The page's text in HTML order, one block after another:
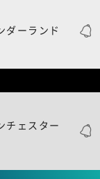
ダーランド
チェスター